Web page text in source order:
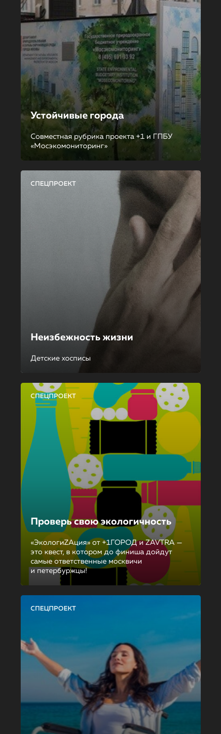
Устойчивые города
Совместная рубрика проекта +1 и ГПБУ
«Мосэкомониторинг»
СПЕЦПРОЕКТ
Неизбежность жизни
Детские хосписы
СПЕЦПРОЕКТ
Проверь свою экологичность
«ЭкологиZAция» от +1ГОРОД и ZAVTRA —
это квест, в котором до финиша дойдут
самые ответственные москвичи
и петербуржцы!
СПЕЦПРОЕКТ